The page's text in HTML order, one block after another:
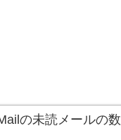
の未読メールの